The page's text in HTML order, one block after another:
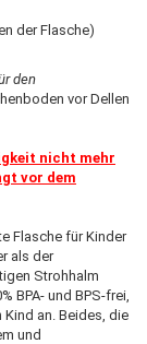
der Flasche)
den
vor Dellen
nicht mehr
vor dem
Flasche für Kinder
als der
Strohhalm
BPA- und BPS-frei,
an. Beides, die
und